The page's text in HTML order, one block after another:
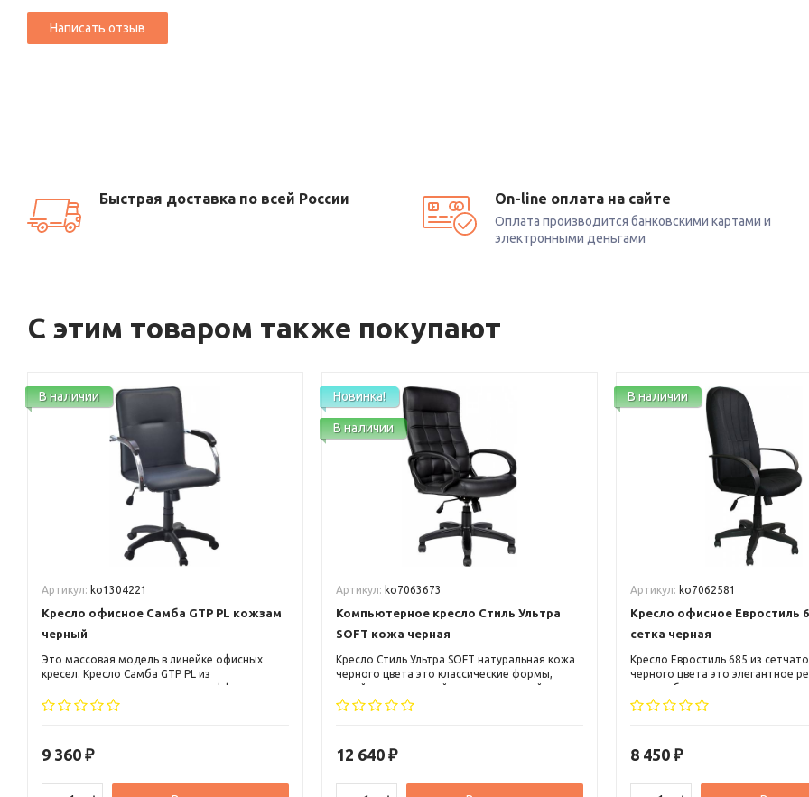
Быстрая доставка по всей России On-line оплата на сайте
Оплата производится банковскими картами и
электронными деньгами
С этим товаром также покупают
В наличии
Артикул: ko1304221
Кресло офисное Самба GTP PL кожзам
черный
Это массовая модель в линейке офисных
кресел. Кресло Самба GTP PL из
кожзаменителя черного цвета эффектно
смотрится в современном интерьере.
устойчивость и прочность.
9 360 ₽
Новинка!
В наличии
Артикул: ko7063673
Компьютерное кресло Стиль Ультра
SOFT кожа черная
Кресло Стиль Ультра SOFT натуральная кожа
черного цвета это классические формы,
яркий, оригинальный и запоминающийся
дизайн, высокая спинка с небольшим
12 640 ₽
В наличии
Артикул: ko7062581
Кресло офисное Евростиль
сетка черная
Кресло Евростиль 685 из
черного цвета это элегантное
малого бизнеса и руководителя
звена. Кресло может вписаться,
8 450 ₽